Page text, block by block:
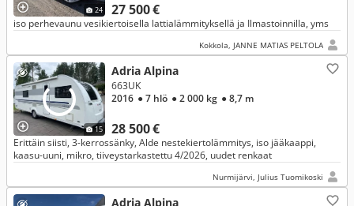
24 27 500 €
iso perhevaunu vesikiertoisella lattialämmityksellä ja Ilmastoinnilla, yms
Kokkola, JANNE MATIAS PELTOLA
15
Adria Alpina
28 500 €
663UK
2016 ● 7 hlö ● 2 000 kg ● 8,7 m
Erittäin siisti, 3-kerrossänky, Alde nestekiertolämmitys, iso jääkaappi,
kaasu-uuni, mikro, tiiveystarkastettu 4/2026, uudet renkaat
Nurmijärvi, Julius Tuomikoski
Adria Alpina